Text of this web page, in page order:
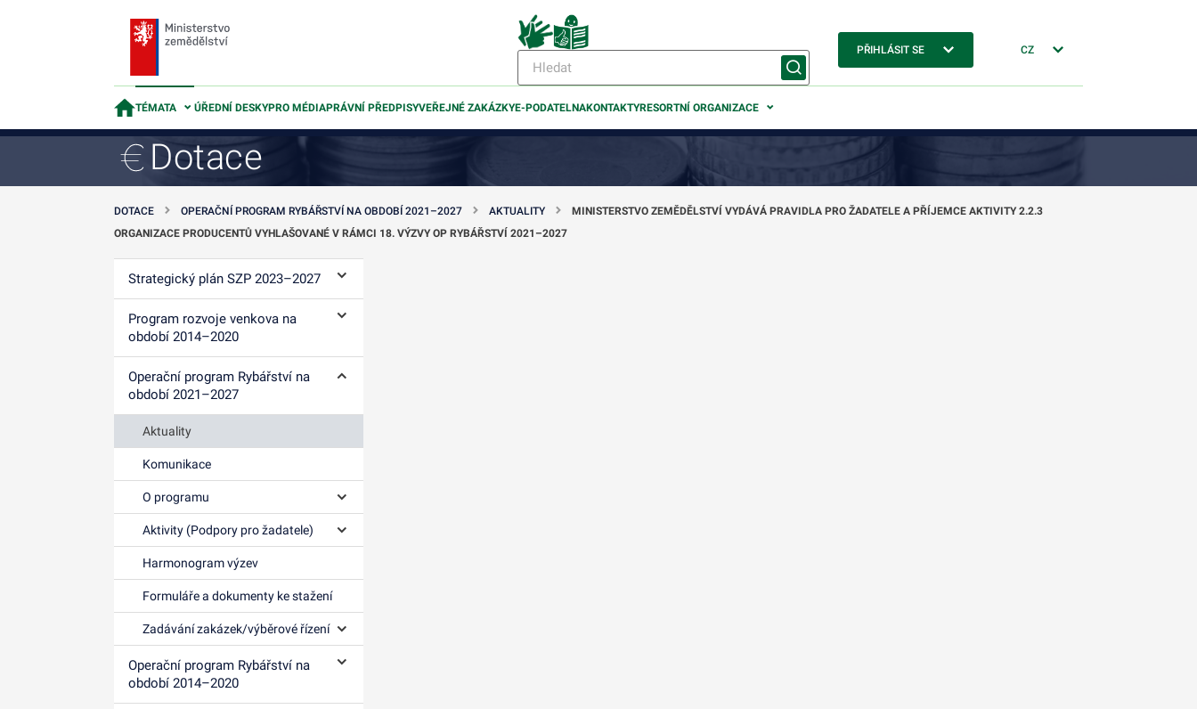
PŘIHLÁSIT SE CZ
TÉMATA ÚŘEDNÍ DESKYPRO MÉDIAPRÁVNÍ PŘEDPISYVEŘEJNÉ ZAKÁZKYE-PODATELNAKONTAKTYRESORTNÍ ORGANIZACE
Dotace
DOTACE OPERAČNÍ PROGRAM RYBÁŘSTVÍ NA OBDOBÍ 2021–2027 AKTUALITY
MINISTERSTVO ZEMĚDĚLSTVÍ VYDÁVÁ PRAVIDLA PRO ŽADATELE A PŘÍJEMCE AKTIVITY 2.2.3
ORGANIZACE PRODUCENTŮ VYHLAŠOVANÉ V RÁMCI 18. VÝZVY OP RYBÁŘSTVÍ 2021–2027
Strategický plán SZP 2023–⁠2027
Program rozvoje venkova na
období 2014–⁠2020
Operační program Rybářství na
období 2021–2027
Aktuality
Komunikace
O programu
Aktivity (Podpory pro žadatele)
Harmonogram výzev
Formuláře a dokumenty ke stažení
Zadávání zakázek/výběrové řízení
Operační program Rybářství na
období 2014–⁠2020